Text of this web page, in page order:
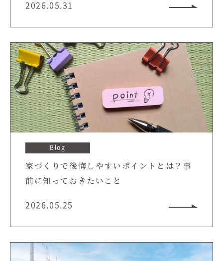
2026.05.31
Blog
家づくりで後悔しやすいポイントとは？事
前に知っておきたいこと
2026.05.25